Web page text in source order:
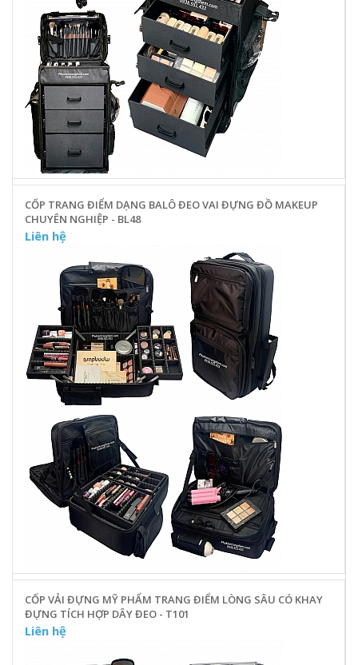
CỐP TRANG ĐIỂM DẠNG BALÔ ĐEO VAI ĐỰNG ĐỒ MAKEUP
CHUYÊN NGHIỆP - BL48
Liên hệ
CỐP VẢI ĐỰNG MỸ PHẨM TRANG ĐIỂM LÒNG SÂU CÓ KHAY
ĐỰNG TÍCH HỢP DÂY ĐEO - T101
Liên hệ